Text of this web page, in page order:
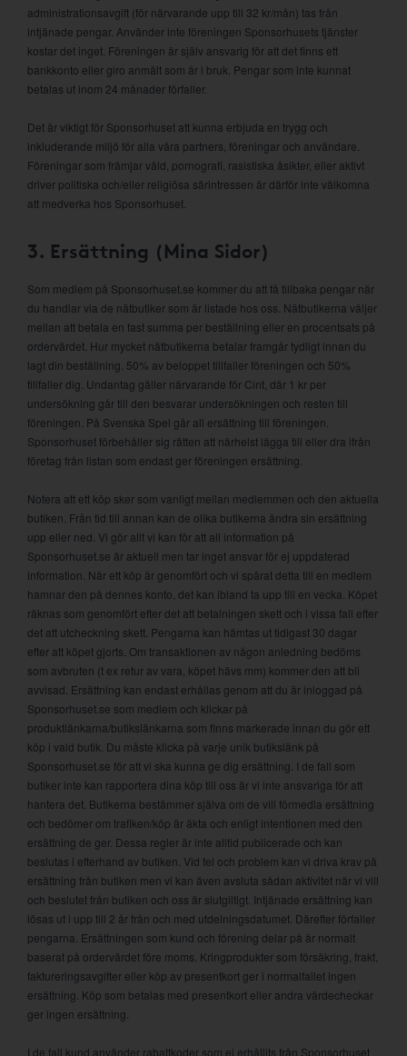
administrationsavgift (för närvarande upp till 32 kr/mån) tas från
intjänade pengar. Använder inte föreningen Sponsorhusets tjänster
kostar det inget. Föreningen är själv ansvarig för att det finns ett
bankkonto eller giro anmält som är i bruk. Pengar som inte kunnat
betalas ut inom 24 månader förfaller.
Det är viktigt för Sponsorhuset att kunna erbjuda en trygg och
inkluderande miljö för alla våra partners, föreningar och användare.
Föreningar som främjar våld, pornografi, rasistiska åsikter, eller aktivt
driver politiska och/eller religiösa särintressen är därför inte välkomna
att medverka hos Sponsorhuset.
3. Ersättning (Mina Sidor)
Som medlem på Sponsorhuset.se kommer du att få tillbaka pengar när
du handlar via de nätbutiker som är listade hos oss. Nätbutikerna väljer
mellan att betala en fast summa per beställning eller en procentsats på
ordervärdet. Hur mycket nätbutikerna betalar framgår tydligt innan du
lagt din beställning. 50% av beloppet tillfaller föreningen och 50%
tillfaller dig. Undantag gäller närvarande för Cint, där 1 kr per
undersökning går till den besvarar undersökningen och resten till
föreningen. På Svenska Spel går all ersättning till föreningen.
Sponsorhuset förbehåller sig rätten att närhelst lägga till eller dra ifrån
företag från listan som endast ger föreningen ersättning.
Notera att ett köp sker som vanligt mellan medlemmen och den aktuella
butiken. Från tid till annan kan de olika butikerna ändra sin ersättning
upp eller ned. Vi gör allt vi kan för att all information på
Sponsorhuset.se är aktuell men tar inget ansvar för ej uppdaterad
information. När ett köp är genomfört och vi spårat detta till en medlem
hamnar den på dennes konto, det kan ibland ta upp till en vecka. Köpet
räknas som genomfört efter det att betalningen skett och i vissa fall efter
det att utcheckning skett. Pengarna kan hämtas ut tidigast 30 dagar
efter att köpet gjorts. Om transaktionen av någon anledning bedöms
som avbruten (t ex retur av vara, köpet hävs mm) kommer den att bli
avvisad. Ersättning kan endast erhållas genom att du är inloggad på
Sponsorhuset.se som medlem och klickar på
produktlänkarna/butikslänkarna som finns markerade innan du gör ett
köp i vald butik. Du måste klicka på varje unik butikslänk på
Sponsorhuset.se för att vi ska kunna ge dig ersättning. I de fall som
butiker inte kan rapportera dina köp till oss är vi inte ansvariga för att
hantera det. Butikerna bestämmer själva om de vill förmedla ersättning
och bedömer om trafiken/köp är äkta och enligt intentionen med den
ersättning de ger. Dessa regler är inte alltid publicerade och kan
beslutas i efterhand av butiken. Vid fel och problem kan vi driva krav på
ersättning från butiken men vi kan även avsluta sådan aktivitet när vi vill
och beslutet från butiken och oss är slutgiltigt. Intjänade ersättning kan
lösas ut i upp till 2 år från och med utdelningsdatumet. Därefter förfaller
pengarna. Ersättningen som kund och förening delar på är normalt
baserat på ordervärdet före moms. Kringprodukter som försäkring, frakt,
faktureringsavgifter eller köp av presentkort ger i normalfallet ingen
ersättning. Köp som betalas med presentkort eller andra värdecheckar
ger ingen ersättning.
I de fall kund använder rabattkoder som ej erhållits från Sponsorhuset